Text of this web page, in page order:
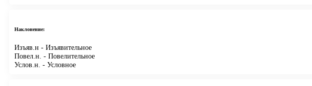
Наклонение:
Изъяв.н - Изъявительное
Повел.н. - Повелительное
Услов.н. - Условное